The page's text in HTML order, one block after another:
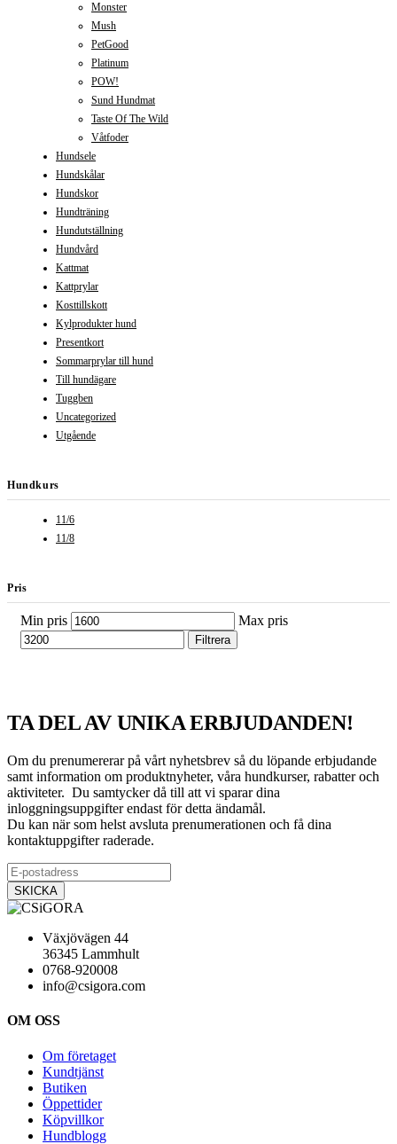
Monster
Mush
PetGood
Platinum
POW!
Sund Hundmat
Taste Of The Wild
Våtfoder
Hundsele
Hundskålar
Hundskor
Hundträning
Hundutställning
Hundvård
Kattmat
Kattprylar
Kosttillskott
Kylprodukter hund
Presentkort
Sommarprylar till hund
Till hundägare
Tuggben
Uncategorized
Utgående
Hundkurs
11/6
11/8
Pris
Min pris Max pris
Filtrera
TA DEL AV UNIKA ERBJUDANDEN!
Om du prenumererar på vårt nyhetsbrev så du löpande erbjudande
samt information om produktnyheter, våra hundkurser, rabatter och
aktiviteter. Du samtycker då till att vi sparar dina
inloggningsuppgifter endast för detta ändamål.
Du kan när som helst avsluta prenumerationen och få dina
kontaktuppgifter raderade.
Växjövägen 44
36345 Lammhult
0768-920008
info@csigora.com
OM OSS
Om företaget
Kundtjänst
Butiken
Öppettider
Köpvillkor
Hundblogg